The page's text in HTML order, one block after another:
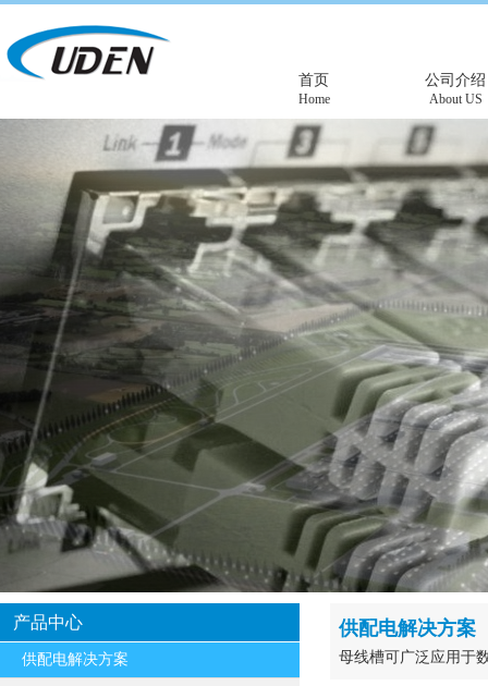
首页
Home
公司介绍
About US
产品中心
供配电解决方案
供配电解决方案
母线槽可广泛应用于